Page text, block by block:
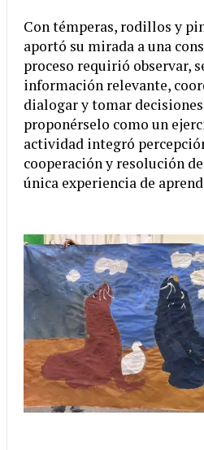
Con témperas, rodillos y
aportó su mirada a una
proceso requirió observar,
información relevante,
dialogar y tomar
proponérselo como un
actividad integró
cooperación y resolución
única experiencia de